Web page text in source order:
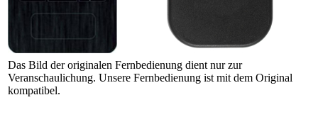
Das Bild der originalen Fernbedienung dient nur zur
Veranschaulichung. Unsere Fernbedienung ist mit dem Original
kompatibel.